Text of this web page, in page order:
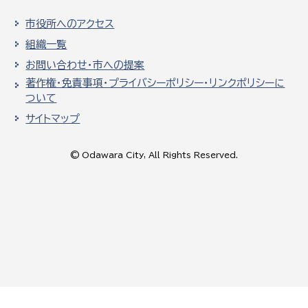
市役所へのアクセス
組織一覧
お問い合わせ・市への提案
著作権・免責事項・プライバシーポリシー・リンクポリシーに
ついて
サイトマップ
© Odawara City, All Rights Reserved.